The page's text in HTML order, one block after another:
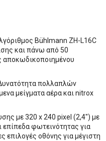
Bühlmann ZH-L16C
και πάνω από 50
πολλαπλών
μείγματα αέρα και nitrox
με 320 x 240 pixel (2,4″) με
επίπεδα φωτεινότητας για
επιλογές οθόνης για μέγιστη